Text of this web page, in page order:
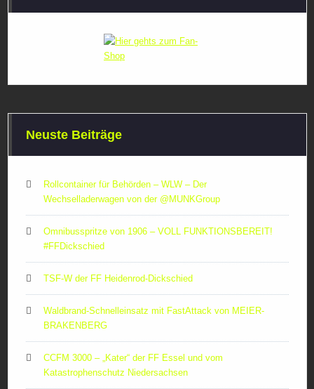
Neuste Beiträge
Rollcontainer für Behörden – WLW – Der
Wechselladerwagen von der ‪@MUNKGroup‬
Omnibusspritze von 1906 – VOLL FUNKTIONSBEREIT!
#FFDickschied
TSF-W der FF Heidenrod-Dickschied
Waldbrand-Schnelleinsatz mit FastAttack von MEIER-
BRAKENBERG
CCFM 3000 – „Kater“ der FF Essel und vom
Katastrophenschutz Niedersachsen